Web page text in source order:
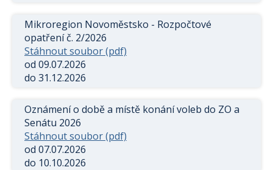
Mikroregion Novoměstsko - Rozpočtové
opatření č. 2/2026
Stáhnout soubor (pdf)
od 09.07.2026
do 31.12.2026
Oznámení o době a místě konání voleb do ZO a
Senátu 2026
Stáhnout soubor (pdf)
od 07.07.2026
do 10.10.2026